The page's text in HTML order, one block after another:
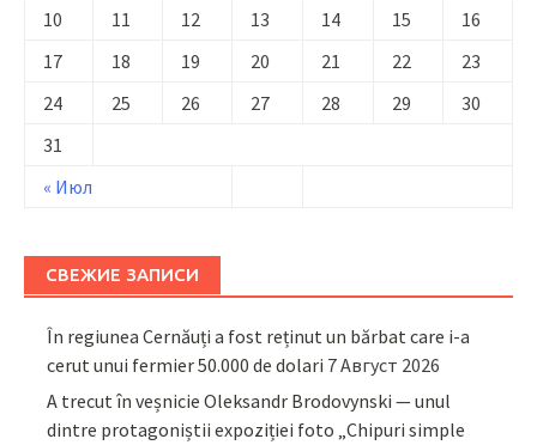
« Июл
10
11 12 13 14 15
16
17
18 19 20 21 22
23
24
25 26 27 28 29
30
31
СВЕЖИЕ ЗАПИСИ
În regiunea Cernăuți a fost reținut un bărbat care i-a
cerut unui fermier 50.000 de dolari 7 Август 2026
A trecut în veșnicie Oleksandr Brodovynski — unul
dintre protagoniștii expoziției foto „Chipuri simple